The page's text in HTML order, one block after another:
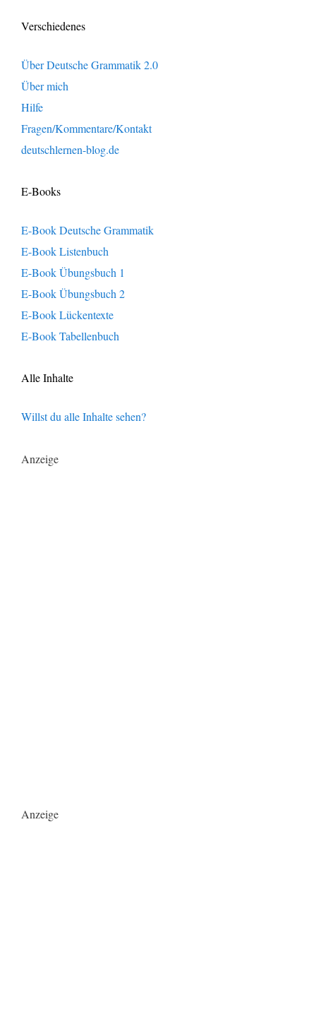
Verschiedenes
Über Deutsche Grammatik 2.0
Über mich
Hilfe
Fragen/Kommentare/Kontakt
deutschlernen-blog.de
E-Books
E-Book Deutsche Grammatik
E-Book Listenbuch
E-Book Übungsbuch 1
E-Book Übungsbuch 2
E-Book Lückentexte
E-Book Tabellenbuch
Alle Inhalte
Willst du alle Inhalte sehen?
Anzeige
Anzeige